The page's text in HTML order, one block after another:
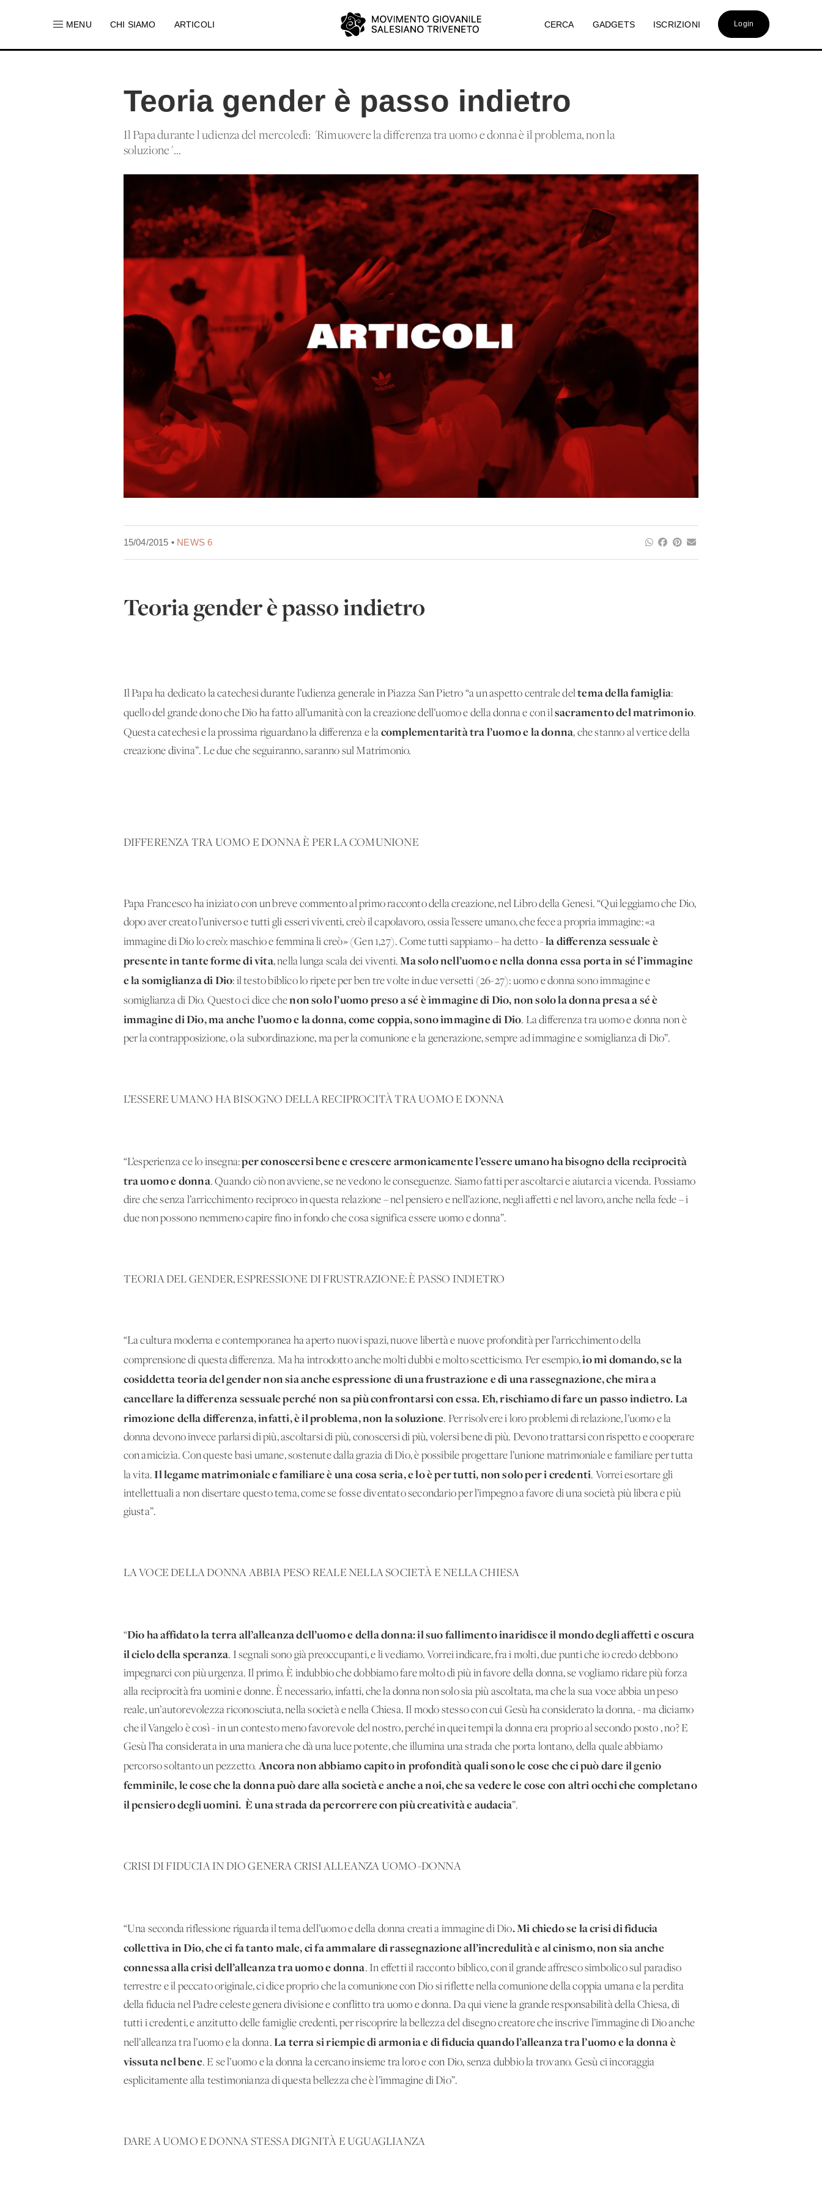
MENU CHI SIAMO ARTICOLI CERCA GADGETS ISCRIZIONI Login
Teoria gender è passo indietro
Il Papa durante l'udienza del mercoledì: "Rimuovere la differenza tra uomo e donna è il problema, non la
soluzione"...
15/04/2015 • NEWS 6
Teoria gender è passo indietro
Il Papa ha dedicato la catechesi durante l’udienza generale in Piazza San Pietro “a un aspetto centrale deltema della famiglia:
quello del grande dono che Dio ha fatto all’umanità con la creazione dell’uomo e della donna e con ilsacramento del matrimonio.
Questa catechesi e la prossima riguardano la differenza e la complementarità tra l’uomo e la donna, che stanno al vertice della
creazione divina”. Le due che seguiranno, saranno sul Matrimonio.
DIFFERENZA TRA UOMO E DONNA È PER LA COMUNIONE
Papa Francesco ha iniziato con un breve commento al primo racconto della creazione, nel Libro della Genesi. “Qui leggiamo che Dio,
dopo aver creato l’universo e tutti gli esseri viventi, creò il capolavoro, ossia l’essere umano, che fece a propria immagine: «a
immagine di Dio lo creò: maschio e femmina li creò» (Gen 1,27). Come tutti sappiamo – ha detto - la differenza sessuale è
presente in tante forme di vita, nella lunga scala dei viventi.Ma solo nell’uomo e nella donna essa porta in sé l’immagine
e la somiglianza di Dio: il testo biblico lo ripete per ben tre volte in due versetti (26-27): uomo e donna sono immagine e
somiglianza di Dio. Questo ci dice chenon solo l’uomo preso a sé è immagine di Dio, non solo la donna presa a sé è
immagine di Dio, ma anche l’uomo e la donna, come coppia, sono immagine di Dio. La differenza tra uomo e donna non è
per la contrapposizione, o la subordinazione, ma per la comunione e la generazione, sempre ad immagine e somiglianza di Dio”.
L’ESSERE UMANO HA BISOGNO DELLA RECIPROCITÀ TRA UOMO E DONNA
“L’esperienza ce lo insegna:per conoscersi bene e crescere armonicamente l’essere umano ha bisogno della reciprocità
tra uomo e donna. Quando ciò non avviene, se ne vedono le conseguenze. Siamo fatti per ascoltarci e aiutarci a vicenda. Possiamo
dire che senza l’arricchimento reciproco in questa relazione – nel pensiero e nell’azione, negli affetti e nel lavoro, anche nella fede – i
due non possono nemmeno capire fino in fondo che cosa significa essere uomo e donna”.
TEORIA DEL GENDER, ESPRESSIONE DI FRUSTRAZIONE: È PASSO INDIETRO
“La cultura moderna e contemporanea ha aperto nuovi spazi, nuove libertà e nuove profondità per l’arricchimento della
comprensione di questa differenza. Ma ha introdotto anche molti dubbi e molto scetticismo. Per esempio,io mi domando, se la
cosiddetta teoria del gender non sia anche espressione di una frustrazione e di una rassegnazione, che mira a
cancellare la differenza sessuale perché non sa più confrontarsi con essa. Eh, rischiamo di fare un passo indietro. La
rimozione della differenza, infatti, è il problema, non la soluzione. Per risolvere i loro problemi di relazione, l’uomo e la
donna devono invece parlarsi di più, ascoltarsi di più, conoscersi di più, volersi bene di più. Devono trattarsi con rispetto e cooperare
con amicizia. Con queste basi umane, sostenute dalla grazia di Dio, è possibile progettare l’unione matrimoniale e familiare per tutta
la vita.Il legame matrimoniale e familiare è una cosa seria, e lo è per tutti, non solo per i credenti. Vorrei esortare gli
intellettuali a non disertare questo tema, come se fosse diventato secondario per l’impegno a favore di una società più libera e più
giusta”.
LA VOCE DELLA DONNA ABBIA PESO REALE NELLA SOCIETÀ E NELLA CHIESA
“Dio ha affidato la terra all’alleanza dell’uomo e della donna: il suo fallimento inaridisce il mondo degli affetti e oscura
il cielo della speranza. I segnali sono già preoccupanti, e li vediamo. Vorrei indicare, fra i molti, due punti che io credo debbono
impegnarci con più urgenza. Il primo. È indubbio che dobbiamo fare molto di più in favore della donna, se vogliamo ridare più forza
alla reciprocità fra uomini e donne. È necessario, infatti, che la donna non solo sia più ascoltata, ma che la sua voce abbia un peso
reale, un’autorevolezza riconosciuta, nella società e nella Chiesa. Il modo stesso con cui Gesù ha considerato la donna, - ma diciamo
che il Vangelo è così - in un contesto meno favorevole del nostro, perché in quei tempi la donna era proprio al secondo posto , no? E
Gesù l’ha considerata in una maniera che dà una luce potente, che illumina una strada che porta lontano, della quale abbiamo
percorso soltanto un pezzetto. Ancora non abbiamo capito in profondità quali sono le cose che ci può dare il genio
femminile, le cose che la donna può dare alla società e anche a noi, che sa vedere le cose con altri occhi che completano
il pensiero degli uomini. È una strada da percorrere con più creatività e audacia”.
CRISI DI FIDUCIA IN DIO GENERA CRISI ALLEANZA UOMO-DONNA
“Una seconda riflessione riguarda il tema dell’uomo e della donna creati a immagine di Dio. Mi chiedo se la crisi di fiducia
collettiva in Dio, che ci fa tanto male, ci fa ammalare di rassegnazione all’incredulità e al cinismo, non sia anche
connessa alla crisi dell’alleanza tra uomo e donna. In effetti il racconto biblico, con il grande affresco simbolico sul paradiso
terrestre e il peccato originale, ci dice proprio che la comunione con Dio si riflette nella comunione della coppia umana e la perdita
della fiducia nel Padre celeste genera divisione e conflitto tra uomo e donna. Da qui viene la grande responsabilità della Chiesa, di
tutti i credenti, e anzitutto delle famiglie credenti, per riscoprire la bellezza del disegno creatore che inscrive l’immagine di Dio anche
nell’alleanza tra l’uomo e la donna. La terra si riempie di armonia e di fiducia quando l’alleanza tra l’uomo e la donna è
vissuta nel bene. E se l’uomo e la donna la cercano insieme tra loro e con Dio, senza dubbio la trovano. Gesù ci incoraggia
esplicitamente alla testimonianza di questa bellezza che è l’immagine di Dio”.
DARE A UOMO E DONNA STESSA DIGNITÀ E UGUAGLIANZA